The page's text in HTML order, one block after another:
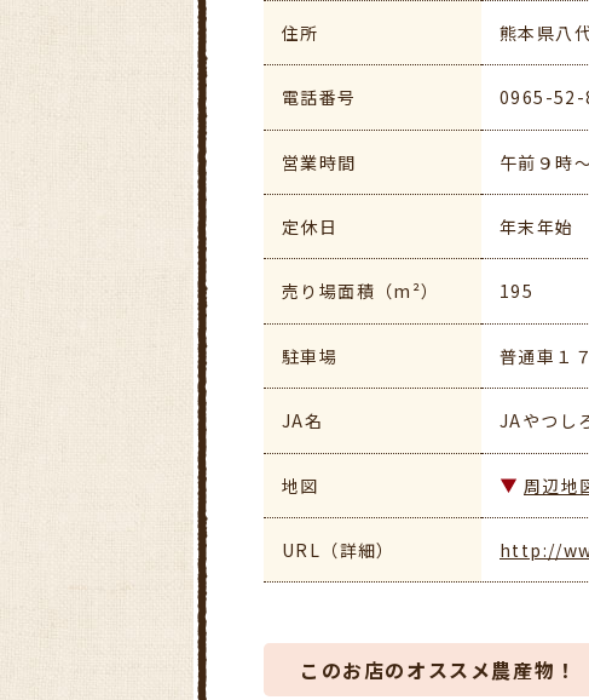
住所 熊本県八
電話番号 0965-52-
営業時間 午前９時
定休日 年末年始
売り場面積（m²） 195
駐車場 普通車１
JA名 JAやつし
地図 周辺地
URL（詳細） http://
このお店のオススメ農産物！